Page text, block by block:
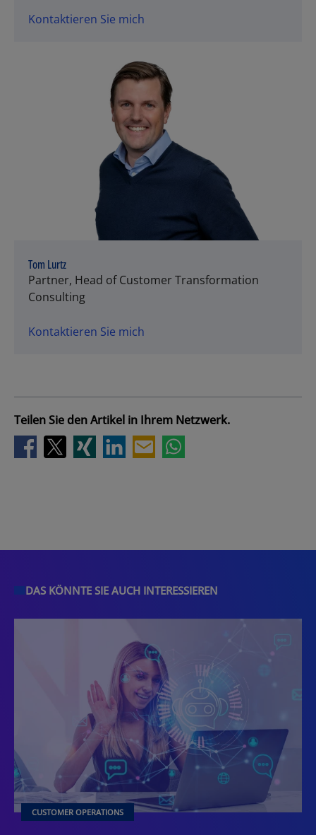
Kontaktieren Sie mich
Tom Lurtz
Partner, Head of Customer Transformation
Consulting
Kontaktieren Sie mich
Teilen Sie den Artikel in Ihrem Netzwerk.
DAS KÖNNTE SIE AUCH INTERESSIEREN
CUSTOMER OPERATIONS